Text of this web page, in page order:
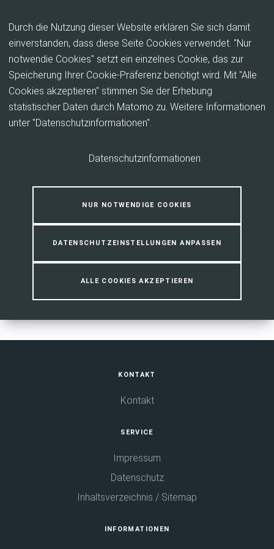
Durch die Nutzung dieser Website erklären Sie sich damit
einverstanden, dass diese Seite Cookies verwendet. "Nur
notwendie Cookies" setzt ein einzelnes Cookie, das zur
Speicherung Ihrer Cookie-Präferenz benötigt wird. Mit "Alle
Cookies akzeptieren" stimmen Sie der Erhebung
statistischer Daten durch Matomo zu. Weitere Informationen
unter "Datenschutzinformationen".
Datenschutzinformationen
NUR NOTWENDIGE COOKIES
DATENSCHUTZEINSTELLUNGEN ANPASSEN
ALLE COOKIES AKZEPTIEREN
Servicestelle für Vereine &
Engagierte
Mit der Servicestelle für Vereine und ehrenamtlich
Anlaufstelle, die zu Fragen rund um das Ehrenamt
Zu welchen Themen berät die
Servicestelle?
Ihr Weg zu uns
KONTAKT
Kontakt
SERVICE
Impressum
Datenschutz
Inhaltsverzeichnis / Sitemap
INFORMATIONEN